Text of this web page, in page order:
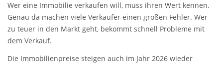
Wer eine Immobilie verkaufen will, muss ihren Wert kennen.
Genau da machen viele Verkäufer einen großen Fehler. Wer
zu teuer in den Markt geht, bekommt schnell Probleme mit
dem Verkauf.
Die Immobilienpreise steigen auch im Jahr 2026 wieder